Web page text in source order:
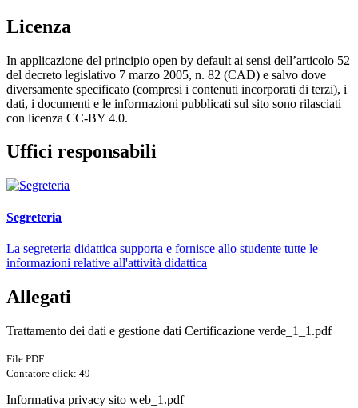
Licenza
In applicazione del principio open by default ai sensi dell’articolo 52
del decreto legislativo 7 marzo 2005, n. 82 (CAD) e salvo dove
diversamente specificato (compresi i contenuti incorporati di terzi), i
dati, i documenti e le informazioni pubblicati sul sito sono rilasciati
con licenza CC-BY 4.0.
Uffici responsabili
Segreteria
La segreteria didattica supporta e fornisce allo studente tutte le
informazioni relative all'attività didattica
Allegati
Trattamento dei dati e gestione dati Certificazione verde_1_1.pdf
File PDF
Contatore click: 49
Informativa privacy sito web_1.pdf